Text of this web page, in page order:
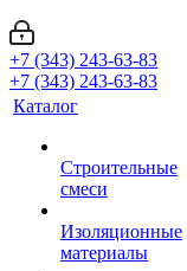
+7 (343) 243-63-83
+7 (343) 243-63-83
Каталог
Строительные
смеси
Изоляционные
материалы